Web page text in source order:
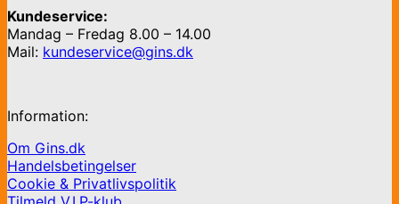
Kundeservice:
Mandag – Fredag 8.00 – 14.00
Mail: kundeservice@gins.dk
Information:
Om Gins.dk
Handelsbetingelser
Cookie & Privatlivspolitik